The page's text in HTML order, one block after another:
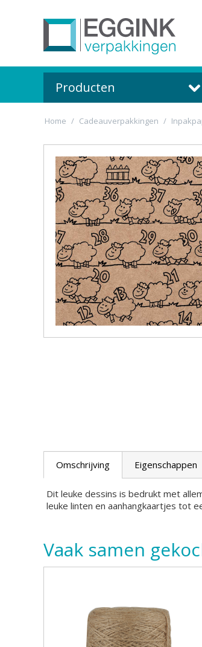
Producten
Home / Cadeauverpakkingen /
Omschrijving Eigenschappen
Dit leuke dessins is bedrukt met
leuke linten en aanhangkaartjes tot
Vaak samen